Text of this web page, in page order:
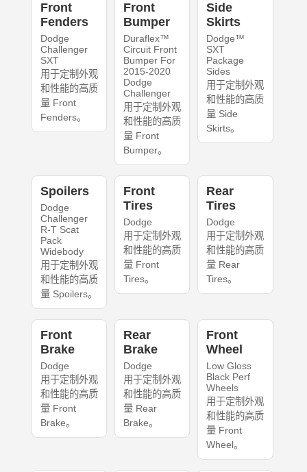
Front
Fenders
Dodge
Challenger
SXT
用于定制外观
和性能的高质
量 Front
Fenders。
Front
Bumper
Duraflex™
Circuit Front
Bumper For
2015-2020
Dodge
Challenger
用于定制外观
和性能的高质
量 Front
Bumper。
Side
Skirts
Dodge™
SXT
Package
Sides
用于定制外观
和性能的高质
量 Side
Skirts。
Spoilers
Dodge
Challenger
R-T Scat
Pack
Widebody
用于定制外观
和性能的高质
量 Spoilers。
Front
Tires
Dodge
用于定制外观
和性能的高质
量 Front
Tires。
Rear
Tires
Dodge
用于定制外观
和性能的高质
量 Rear
Tires。
Front
Brake
Dodge
用于定制外观
和性能的高质
量 Front
Brake。
Rear
Brake
Dodge
用于定制外观
和性能的高质
量 Rear
Brake。
Front
Wheel
Low Gloss
Black Perf
Wheels
用于定制外观
和性能的高质
量 Front
Wheel。